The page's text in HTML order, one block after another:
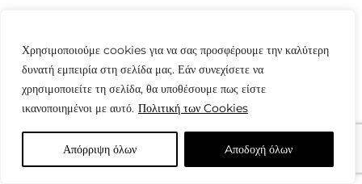
Χρησιμοποιούμε cookies για να σας προσφέρουμε την καλύτερη
δυνατή εμπειρία στη σελίδα μας. Εάν συνεχίσετε να
χρησιμοποιείτε τη σελίδα, θα υποθέσουμε πως είστε
ικανοποιημένοι με αυτό. Πολιτική των Cookies
Απόρριψη όλων Aποδοχή όλων
© Copyright: www.fotografes.gr - Δαμιανός Μωραΐτης